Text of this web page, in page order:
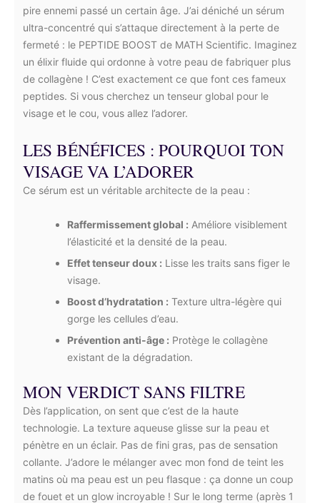
pire ennemi passé un certain âge. J’ai déniché un sérum
ultra-concentré qui s’attaque directement à la perte de
fermeté : le PEPTIDE BOOST de MATH Scientific. Imaginez
un élixir fluide qui ordonne à votre peau de fabriquer plus
de collagène ! C’est exactement ce que font ces fameux
peptides. Si vous cherchez un tenseur global pour le
visage et le cou, vous allez l’adorer.
LES BÉNÉFICES : POURQUOI TON
VISAGE VA L’ADORER
Ce sérum est un véritable architecte de la peau :
Raffermissement global : Améliore visiblement
l’élasticité et la densité de la peau.
Effet tenseur doux : Lisse les traits sans figer le
visage.
Boost d’hydratation : Texture ultra-légère qui
gorge les cellules d’eau.
Prévention anti-âge : Protège le collagène
existant de la dégradation.
MON VERDICT SANS FILTRE
Dès l’application, on sent que c’est de la haute
technologie. La texture aqueuse glisse sur la peau et
pénètre en un éclair. Pas de fini gras, pas de sensation
collante. J’adore le mélanger avec mon fond de teint les
matins où ma peau est un peu flasque : ça donne un coup
de fouet et un glow incroyable ! Sur le long terme (après 1